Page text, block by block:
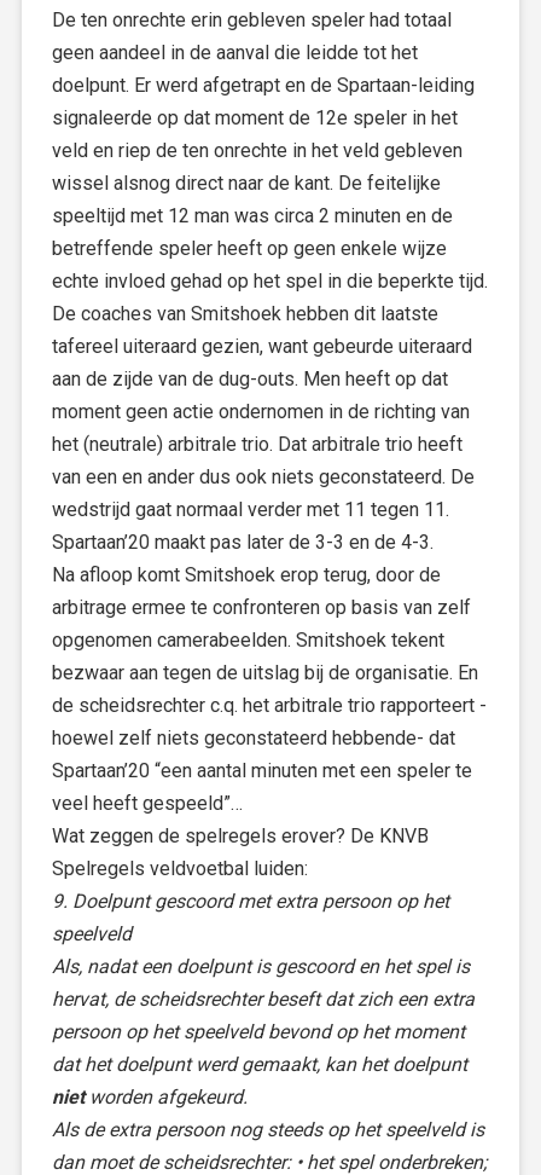
De ten onrechte erin gebleven speler had totaal
geen aandeel in de aanval die leidde tot het
doelpunt. Er werd afgetrapt en de Spartaan-leiding
signaleerde op dat moment de 12e speler in het
veld en riep de ten onrechte in het veld gebleven
wissel alsnog direct naar de kant. De feitelijke
speeltijd met 12 man was circa 2 minuten en de
betreffende speler heeft op geen enkele wijze
echte invloed gehad op het spel in die beperkte tijd.
De coaches van Smitshoek hebben dit laatste
tafereel uiteraard gezien, want gebeurde uiteraard
aan de zijde van de dug-outs. Men heeft op dat
moment geen actie ondernomen in de richting van
het (neutrale) arbitrale trio. Dat arbitrale trio heeft
van een en ander dus ook niets geconstateerd. De
wedstrijd gaat normaal verder met 11 tegen 11.
Spartaan’20 maakt pas later de 3-3 en de 4-3.
Na afloop komt Smitshoek erop terug, door de
arbitrage ermee te confronteren op basis van zelf
opgenomen camerabeelden. Smitshoek tekent
bezwaar aan tegen de uitslag bij de organisatie. En
de scheidsrechter c.q. het arbitrale trio rapporteert -
hoewel zelf niets geconstateerd hebbende- dat
Spartaan’20 “een aantal minuten met een speler te
veel heeft gespeeld”…
Wat zeggen de spelregels erover? De KNVB
Spelregels veldvoetbal luiden:
9. Doelpunt gescoord met extra persoon op het
speelveld
Als, nadat een doelpunt is gescoord en het spel is
hervat, de scheidsrechter beseft dat zich een extra
persoon op het speelveld bevond op het moment
dat het doelpunt werd gemaakt, kan het doelpunt
nietworden afgekeurd.
Als de extra persoon nog steeds op het speelveld is
dan moet de scheidsrechter: • het spel onderbreken;